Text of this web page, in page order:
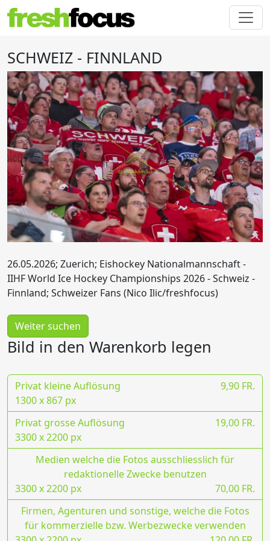
SCHWEIZ - FINNLAND
26.05.2026; Zuerich; Eishockey Nationalmannschaft -
IIHF World Ice Hockey Championships 2026 - Schweiz -
Finnland; Schweizer Fans (Nico Ilic/freshfocus)
Weiter suchen
Bild in den Warenkorb legen
Privat kleine Auflösung
9,90 FR.
1300 x 867 px
Privat grosse Auflösung
19,00 FR.
3300 x 2200 px
Medien welche die Fotos ausschliesslich für
redaktionelle Zwecke benutzen
70,00 FR.
3300 x 2200 px
Firmen, Agenturen und sonstige, welche die Fotos
für kommerzielle bzw. Werbezwecke verwenden